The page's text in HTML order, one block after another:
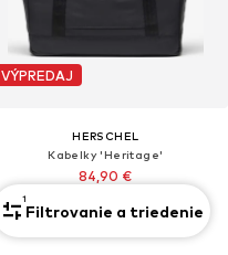
VÝPREDAJ
HERSCHEL
Kabelky 'Heritage'
84,90 €
Posledná najnižšia cena:64,90 €
1
Filtrovanie a triedenie